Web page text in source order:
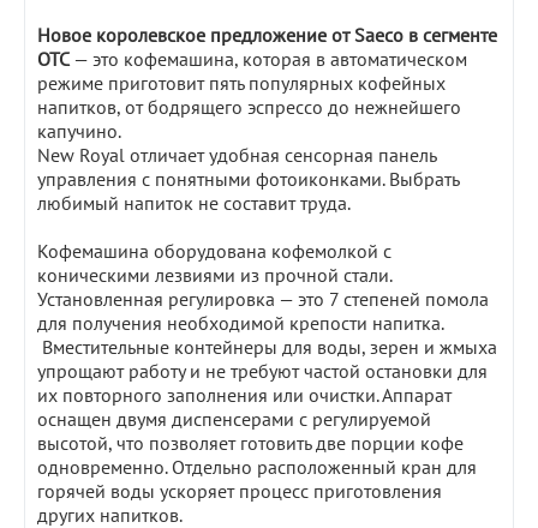
Новое королевское предложение от Saeco в сегменте
OTC— это кофемашина, которая в автоматическом
режиме приготовит пять популярных кофейных
напитков, от бодрящего эспрессо до нежнейшего
капучино.
New Royal отличает удобная сенсорная панель
управления с понятными фотоиконками. Выбрать
любимый напиток не составит труда.
Кофемашина оборудована кофемолкой с
коническими лезвиями из прочной стали.
Установленная регулировка — это 7 степеней помола
для получения необходимой крепости напитка.
Вместительные контейнеры для воды, зерен и жмыха
упрощают работу и не требуют частой остановки для
их повторного заполнения или очистки. Аппарат
оснащен двумя диспенсерами с регулируемой
высотой, что позволяет готовить две порции кофе
одновременно. Отдельно расположенный кран для
горячей воды ускоряет процесс приготовления
других напитков.